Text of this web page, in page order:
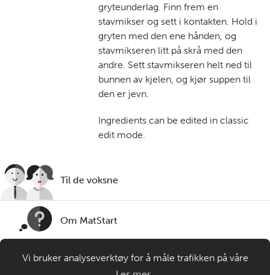
gryteunderlag. Finn frem en
stavmikser og sett i kontakten. Hold i
gryten med den ene hånden, og
stavmikseren litt på skrå med den
andre. Sett stavmikseren helt ned til
bunnen av kjelen, og kjør suppen til
den er jevn.
Ingredients can be edited in classic
edit mode.
Til de voksne
Om MatStart
Kontakt oss
Vi bruker analyseverktøy for å måle trafikken på våre
nettsider. Informasjonskapsler plasseres i din nettleser og